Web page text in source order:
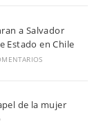
a Salvador
Estado en Chile
de la mujer